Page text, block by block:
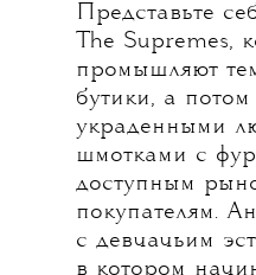
Представьте
The Supremes,
промышляют
бутики, а потом
украденными
шмотками с
доступным
покупателям.
с девчачьим
в котором